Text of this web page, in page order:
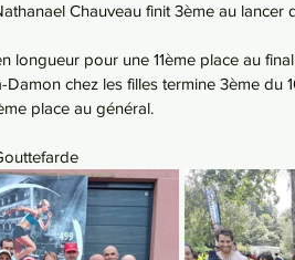
Chauveau finit 3ème au
longueur pour une 11ème place au
Damon chez les filles termine 3ème du
place au général.